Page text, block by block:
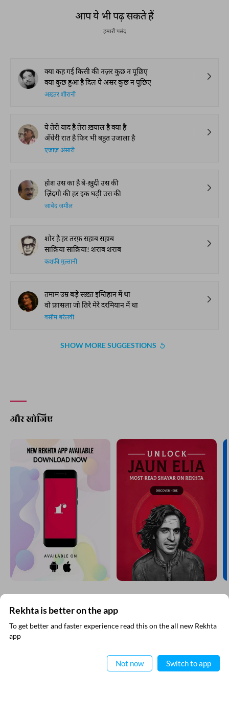
REKHTA RECENT
The Urdu Game That
Gave Us Antakshari |
Bait Bazi Explained
The Secret History of
Thumri: From
Kazmi and
हमारी पसंद
क्या कुछ हुआ है दिल पे असर कुछ न पूछिए
अख़्तर शीरानी
अँधेरी रात है फिर भी बहुत उजाला है
एजाज़ अंसारी
ज़िंदगी की हर इक घड़ी उस की
कशफ़ी मुल्तानी
तमाम उम्र बड़े सख़्त इम्तिहान में था
वो फ़ासला जो तिरे मेरे दरमियान में था
वसीम बरेलवी
SHOW MORE SUGGESTIONS
और खोजिए
Rekhta is better on the app
To get better and faster experience read this on the all new Rekhta
app
Not now Switch to app